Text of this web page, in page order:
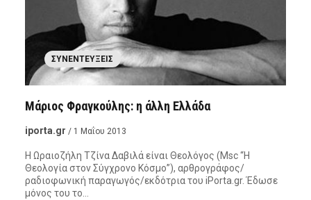
ΣΥΝΕΝΤΕΎΞΕΙΣ
Μάριος Φραγκούλης: η άλλη Ελλάδα
iporta.gr / 1 Μαΐου 2013
Η Ωραιοζήλη Τζίνα Δαβιλά είναι Θεολόγος (Msc “Η
Θεολογία στον Σύγχρονο Κόσμο”), αρθρογράφος/
ραδιοφωνική παραγωγός/εκδότρια του iPorta.gr. Έδωσε
μόνος του το…